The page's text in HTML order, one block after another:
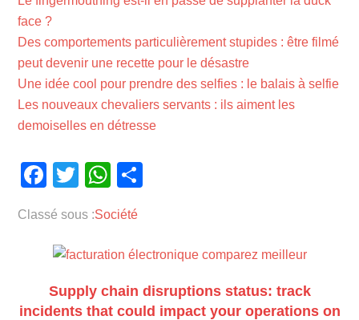
face ?
Des comportements particulièrement stupides : être filmé
peut devenir une recette pour le désastre
Une idée cool pour prendre des selfies : le balais à selfie
Les nouveaux chevaliers servants : ils aiment les
demoiselles en détresse
Facebook
TwitterWhatsApp
Classé sous :Société
Supply chain disruptions status: track
incidents that could impact your operations on